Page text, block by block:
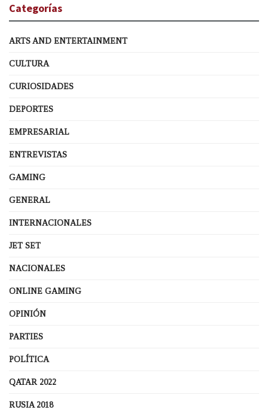
Categorías
ARTS AND ENTERTAINMENT
CULTURA
CURIOSIDADES
DEPORTES
EMPRESARIAL
ENTREVISTAS
GAMING
GENERAL
INTERNACIONALES
JET SET
NACIONALES
ONLINE GAMING
OPINIÓN
PARTIES
POLÍTICA
QATAR 2022
RUSIA 2018